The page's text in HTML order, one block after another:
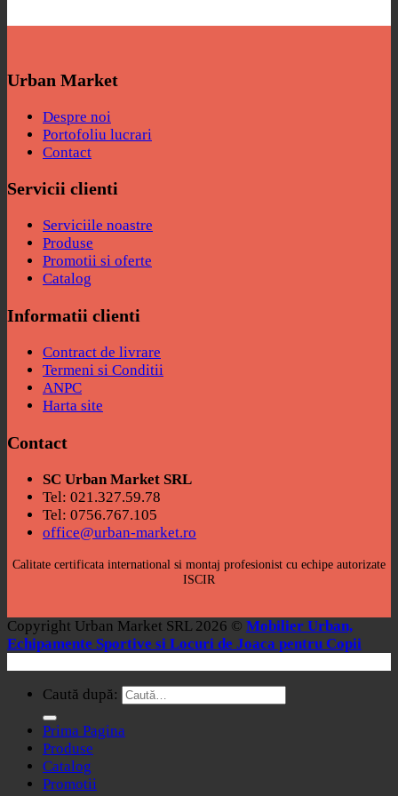
Urban Market
Despre noi
Portofoliu lucrari
Contact
Servicii clienti
Serviciile noastre
Produse
Promotii si oferte
Catalog
Informatii clienti
Contract de livrare
Termeni si Conditii
ANPC
Harta site
Contact
SC Urban Market SRL
Tel: 021.327.59.78
Tel: 0756.767.105
office@urban-market.ro
Calitate certificata international si montaj profesionist cu echipe autorizate
ISCIR
Copyright Urban Market SRL 2026 © Mobilier Urban,
Echipamente Sportive si Locuri de Joaca pentru Copii
Caută după:
Prima Pagina
Produse
Catalog
Promotii